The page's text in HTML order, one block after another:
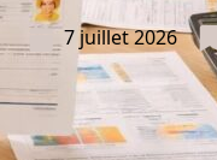
7 juillet 2026